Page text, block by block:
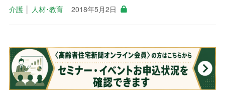
介護│ 人材･教育 2018年5月2日